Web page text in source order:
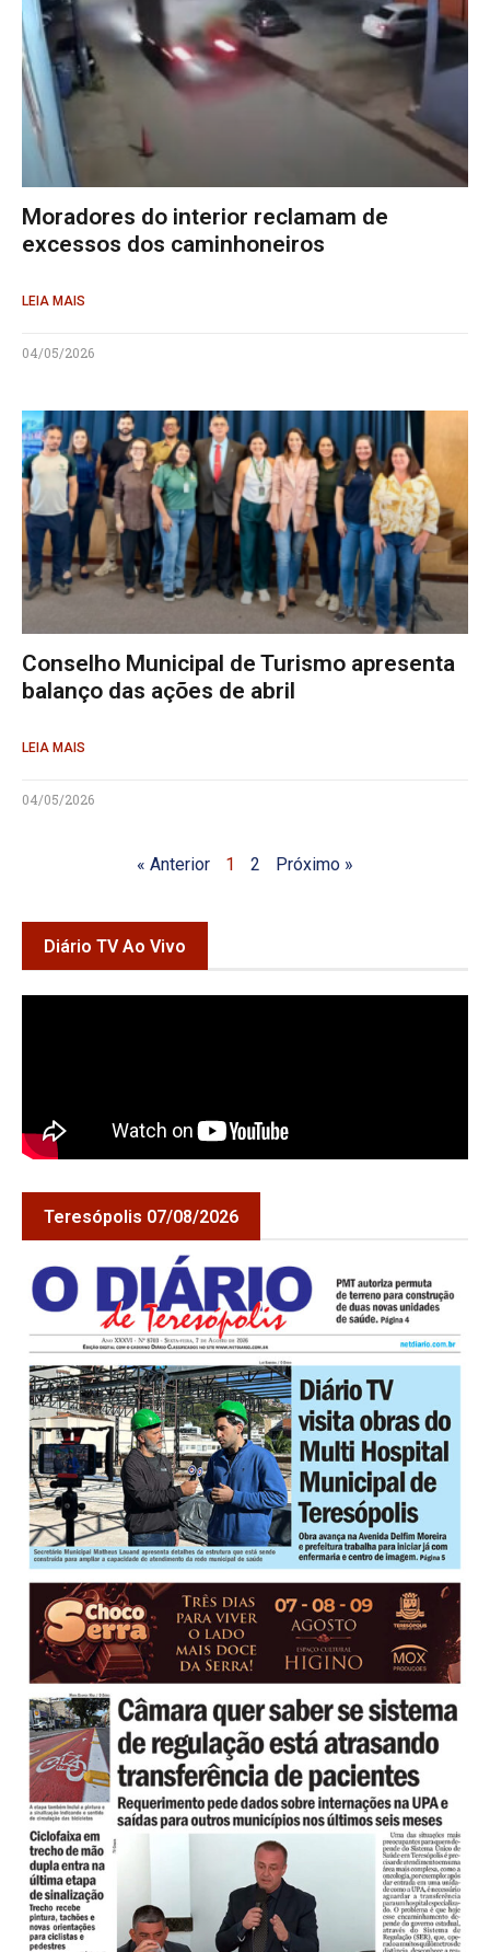
Moradores do interior reclamam de
excessos dos caminhoneiros
LEIA MAIS
04/05/2026
Conselho Municipal de Turismo apresenta
balanço das ações de abril
LEIA MAIS
04/05/2026
« Anterior 1 2 Próximo »
Diário TV Ao Vivo
Teresópolis 07/08/2026